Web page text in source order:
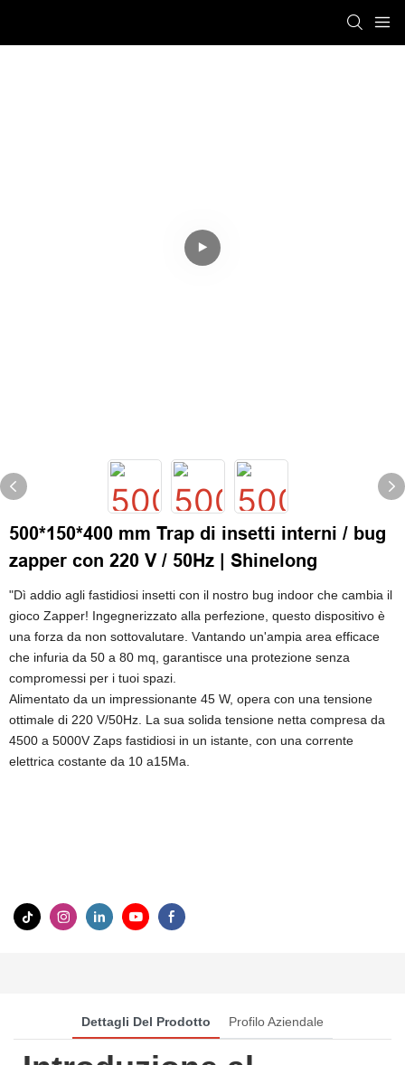
500*150*400 mm Trap di insetti interni / bug
zapper con 220 V / 50Hz | Shinelong
"Dì addio agli fastidiosi insetti con il nostro bug indoor che cambia il
gioco Zapper! Ingegnerizzato alla perfezione, questo dispositivo è
una forza da non sottovalutare. Vantando un'ampia area efficace
che infuria da 50 a 80 mq, garantisce una protezione senza
compromessi per i tuoi spazi.
Alimentato da un impressionante 45 W, opera con una tensione
ottimale di 220 V/50Hz. La sua solida tensione netta compresa da
4500 a 5000V Zaps fastidiosi in un istante, con una corrente
elettrica costante da 10 a15Ma.
Dettagli Del Prodotto Profilo Aziendale